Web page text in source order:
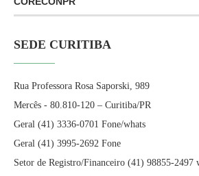
SEDE CURITIBA
Rua Professora Rosa Saporski, 989
Mercês - 80.810-120 – Curitiba/PR
Geral (41) 3336-0701 Fone/whats
Geral (41) 3995-2692 Fone
Setor de Registro/Financeiro (41) 98855-2497